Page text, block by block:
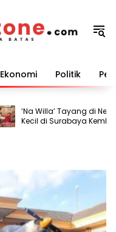
Ekonomi Politik
‘Na Willa’ Tayang di
Kecil di Surabaya Kembali